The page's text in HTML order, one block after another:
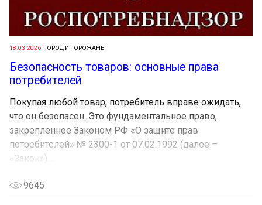
18.03.2026 ГОРОД И ГОРОЖАНЕ
Безопасность товаров: основные права
потребителей
Покупая любой товар, потребитель вправе ожидать,
что он безопасен. Это фундаментальное право,
закрепленное Законом РФ «О защите прав
потребителей» № 2300-1 от 07.02.1992 (далее –
«Закон»)....
9645